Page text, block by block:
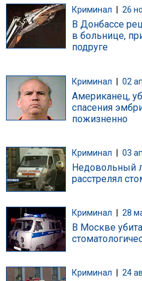
Криминал 26
В Донбассе
в больнице,
подруге
Криминал 02
Американец,
спасения
пожизненно
Криминал 03
Недовольный
расстрелял
Криминал 28
В Москве
Криминал 24